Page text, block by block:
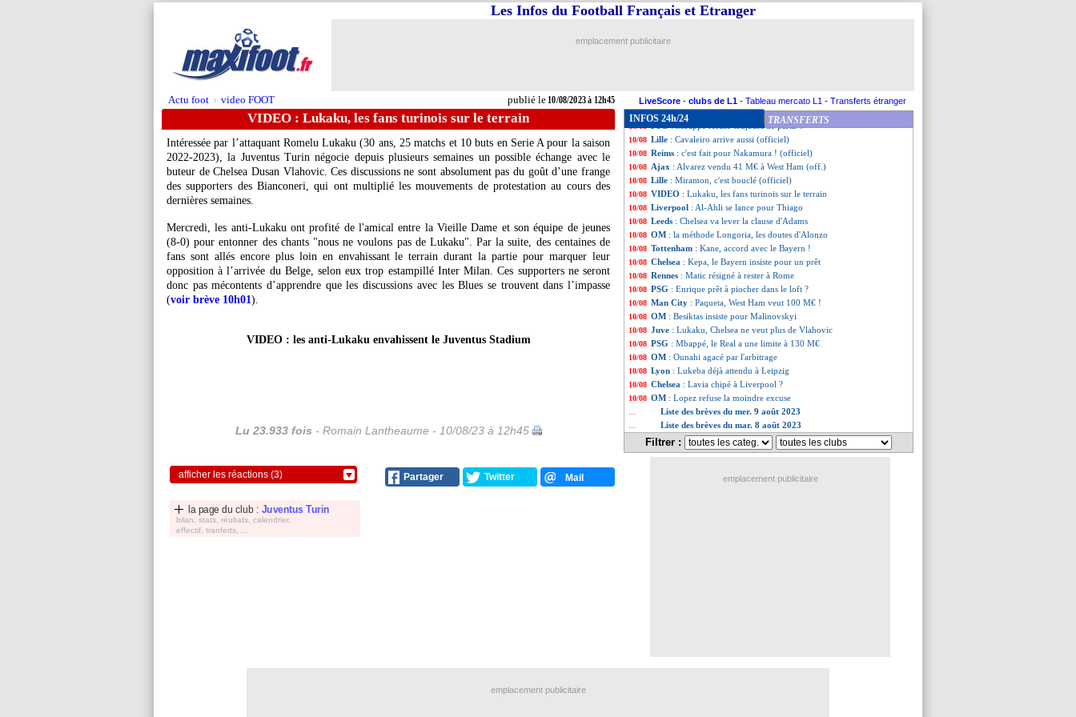
Actu foot > video FOOT publié le10/08/2023 à 12h45
Les Infos du Football Français et Etranger
emplacement publicitaire
LiveScore - clubs de L1 - Tableau mercato L1 - Transferts étranger
VIDEO : Lukaku, les fans turinois sur le terrain
Intéressée par l’attaquant Romelu Lukaku (30 ans, 25 matchs et 10 buts en Serie A pour la saison
2022-2023), la Juventus Turin négocie depuis plusieurs semaines un possible échange avec le
buteur de Chelsea Dusan Vlahovic. Ces discussions ne sont absolument pas du goût d’une frange
des supporters des Bianconeri, qui ont multiplié les mouvements de protestation au cours des
dernières semaines.
Mercredi, les anti-Lukaku ont profité de l'amical entre la Vieille Dame et son équipe de jeunes
(8-0) pour entonner des chants "nous ne voulons pas de Lukaku". Par la suite, des centaines de
fans sont allés encore plus loin en envahissant le terrain durant la partie pour marquer leur
opposition à l’arrivée du Belge, selon eux trop estampillé Inter Milan. Ces supporters ne seront
donc pas mécontents d’apprendre que les discussions avec les Blues se trouvent dans l’impasse
(voir brève 10h01).
VIDEO : les anti-Lukaku envahissent le Juventus Stadium
Lu 23.933 fois - Romain Lantheaume - 10/08/23 à 12h45
afficher les réactions (3) Partager Twitter Mail
la page du club : Juventus Turin
bilan, stats, réultats, calendrier,
effectif, tranferts, ...
INFOS 24h/24 TRANSFERTS
10/08 Konyaspor: Schneiderlin résilie déjà (officiel)
10/08 OM: Kondogbia, Marcelino se justifie
10/08 Montpellier
10/08 Real: grave blessure pour Courtois !
10/08 Juve: Pogba, Allegri a de bonnes sensations
: Mbappé refuse toujours de partir !
10/08 Lille : Cavaleiro arrive aussi (officiel)
10/08 Reims : c'est fait pour Nakamura ! (officiel)
10/08 Ajax : Alvarez vendu 41 M€ à West Ham (off.)
10/08 Lille : Miramon, c'est bouclé (officiel)
10/08 VIDEO : Lukaku, les fans turinois sur le terrain
10/08 Liverpool : Al-Ahli se lance pour Thiago
10/08 Leeds : Chelsea va lever la clause d'Adams
10/08 OM : la méthode Longoria, les doutes d'Alonzo
10/08 Tottenham : Kane, accord avec le Bayern !
10/08 Chelsea : Kepa, le Bayern insiste pour un prêt
10/08 Rennes : Matic résigné à rester à Rome
10/08 PSG : Enrique prêt à piocher dans le loft ?
10/08 Man City : Paqueta, West Ham veut 100 M€ !
10/08 OM : Besiktas insiste pour Malinovskyi
10/08 Juve : Lukaku, Chelsea ne veut plus de Vlahovic
10/08 PSG : Mbappé, le Real a une limite à 130 M€
10/08 OM : Ounahi agacé par l'arbitrage
10/08 Lyon : Lukeba déjà attendu à Leipzig
10/08 Chelsea : Lavia chipé à Liverpool ?
10/08 OM : Lopez refuse la moindre excuse
Liste des brèves du mer. 9 août 2023
Liste des brèves du mar. 8 août 2023
Filtrer :
emplacement publicitaire
emplacement publicitaire